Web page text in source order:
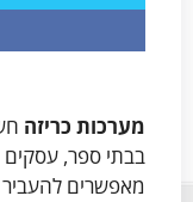
מערכות כריזה
בבתי ספר, עסקים
מאפשרים להעביר